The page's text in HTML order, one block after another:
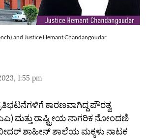
and Justice Hemant Chandangoudar
1:55 pm
ಕಾರಣವಾಗಿದ್ದ ಪೌರತ್ವ
ಮತ್ತು ರಾಷ್ಟ್ರೀಯ ನಾಗರಿಕ ನೋಂದಣಿ
ಶಾಹೀನ್‌ ಶಾಲೆಯ ಮಕ್ಕಳು ನಾಟಕ